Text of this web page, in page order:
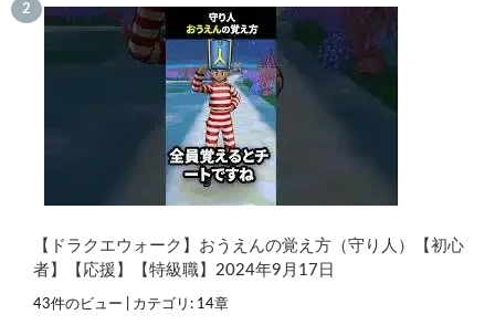
【ドラクエウォーク】おうえんの覚え方（守り人）【初心
者】【応援】【特級職】2024年9月17日
43件のビュー カテゴリ: 14章